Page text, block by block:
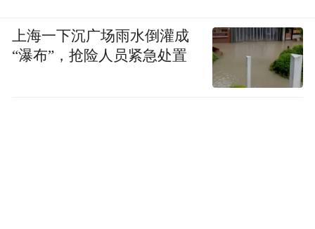
上海一下沉广场雨水倒灌成
“瀑布”，抢险人员紧急处置